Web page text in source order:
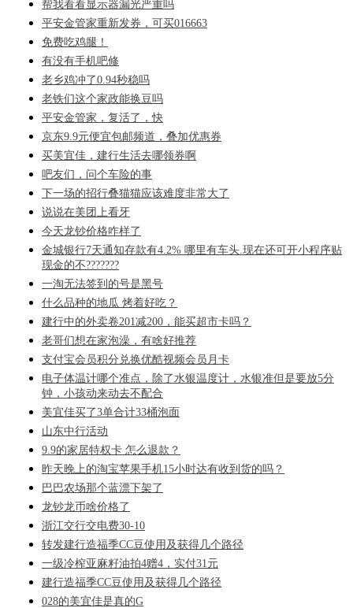
帮我看看显示器漏光严重吗
平安金管家重新发券，可买016663
免费吃鸡腿！
有没有手机吧修
老乡鸡冲了0.94秒稳吗
老铁们这个家政能换豆吗
平安金管家，复活了，快
京东9.9元便宜包邮频道，叠加优惠券
买美宜佳，建行生活去哪领券啊
吧友们，问个车险的事
下一场的招行叠猫猫应该难度非常大了
说说在美团上看牙
今天龙钞价格咋样了
金城银行7天通知存款有4.2% 哪里有车头.现在还可开小程序贴
现金的不???????
一淘无法签到的号是黑号
什么品种的地瓜 烤着好吃？
建行中的外卖卷201减200，能买超市卡吗？
老哥们想在家泡澡，有啥好推荐
支付宝会员积分兑换优酷视频会员月卡
电子体温计哪个准点，除了水银温度计，水银准但是要放5分
钟，小孩动来动去不配合
美宜佳买了3单合计33桶泡面
山东中行活动
9.9的家居特权卡 怎么退款？
昨天晚上的淘宝苹果手机15小时达有收到货的吗？
巴巴农场那个蓝漂下架了
龙钞龙币啥价格了
浙江交行交电费30-10
转发建行造福季CC豆使用及获得几个路径
一级冷榨亚麻籽油拍4赠4，实付31元
建行造福季CC豆使用及获得几个路径
028的美宜佳是真的G